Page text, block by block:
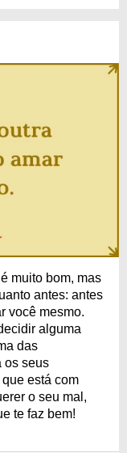
muito bom, mas
antes: antes
você mesmo.
alguma
das
os seus
está com
o seu mal,
te faz bem!